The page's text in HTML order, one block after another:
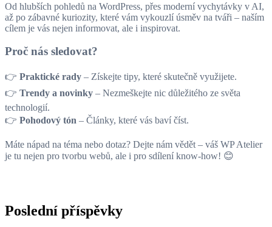
Od hlubších pohledů na WordPress, přes moderní vychytávky v AI,
až po zábavné kuriozity, které vám vykouzlí úsměv na tváři – naším
cílem je vás nejen informovat, ale i inspirovat.
Proč nás sledovat?
👉 Praktické rady – Získejte tipy, které skutečně využijete.
👉 Trendy a novinky – Nezmeškejte nic důležitého ze světa
technologií.
👉 Pohodový tón – Články, které vás baví číst.
Máte nápad na téma nebo dotaz? Dejte nám vědět – váš WP Atelier
je tu nejen pro tvorbu webů, ale i pro sdílení know-how! 😊
Poslední příspěvky